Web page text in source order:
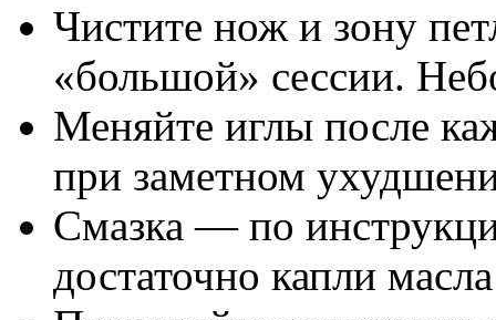
Чистите нож и зону
«большой» сессии.
Меняйте иглы после
при заметном
Смазка — по
достаточно капли